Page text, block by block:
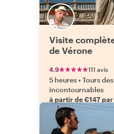
Visite
de Vérone
4.9 111 avis
5 heures•Tours des
incontournables
à partir de €147